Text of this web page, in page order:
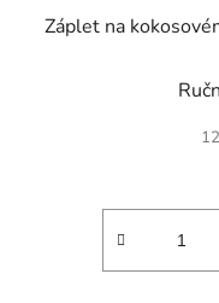
Záplet na